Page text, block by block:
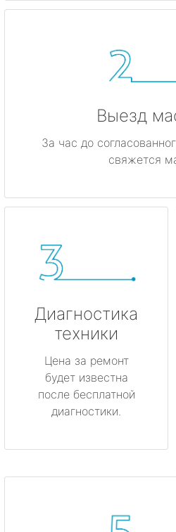
Выезд
За час до
свяжется
Диагностика
техники
Цена за ремонт
будет известна
после бесплатной
диагностики.